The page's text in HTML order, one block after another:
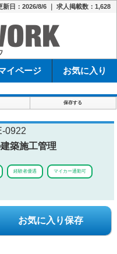
新日：2026/8/6 ｜ 求人掲載数：1,628
イページ お気に入り
保存する
0922
築施工管理
経験者優遇 マイカー通勤可
お気に入り保存